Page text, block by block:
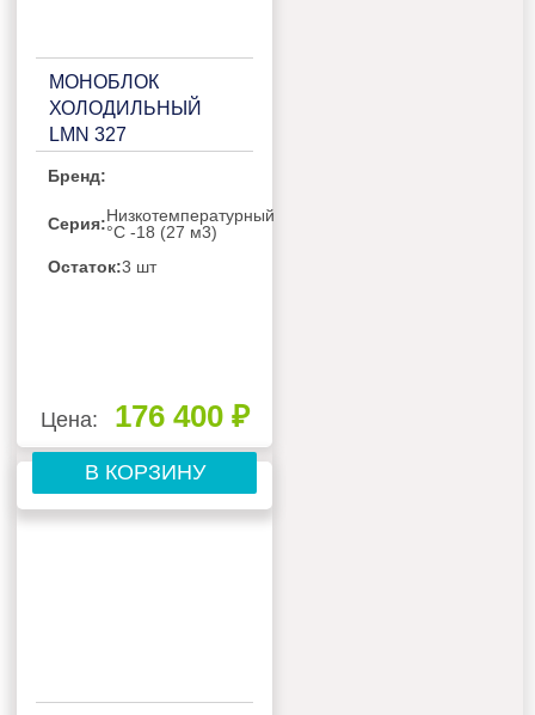
МОНОБЛОК
ХОЛОДИЛЬНЫЙ
LMN 327
Бренд:
Серия:Низкотемпературный
°C -18 (27 м3)
Остаток:3 шт
Цена: 176 400 ₽
В КОРЗИНУ